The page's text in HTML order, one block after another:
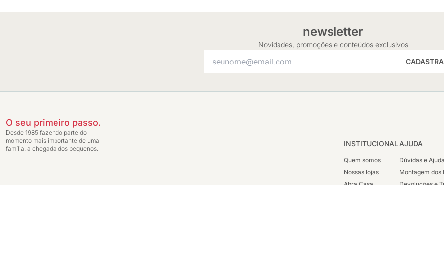
newsletter
Novidades, promoções e conteúdos exclusivos
O seu primeiro passo.
Desde 1985 fazendo parte do
momento mais importante de uma
família: a chegada dos pequenos.
INSTITUCIONAL
Quem somos
Nossas lojas
Abra Casa
AJUDA
Dúvidas e
Montagem dos
Devoluções e